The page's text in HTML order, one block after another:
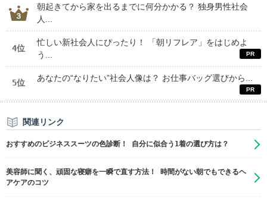
朝起きてから家を出るまでに何分かかる？ 独身男性社会
人...
4位
忙しい新社会人にぴったり！ 「朝リフレア」をはじめよ
う...
5位 あなたの“なりたい”社会人像は？ お仕事バッグ選びから...
関連リンク
おすすめのビジネススーツの色診断！ 自分に似合う1着の選び方は？
美容師に聞く、頑固な寝癖を一瞬で直す方法！ 時間がない朝でもできるヘ
アケアのコツ